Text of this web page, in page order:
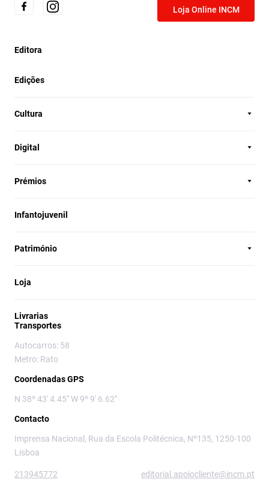
Loja Online INCM
Editora
Edições
Cultura
Digital
Prémios
Infantojuvenil
Património
Loja
Livrarias
Transportes
Autocarros: 58
Metro: Rato
Coordenadas GPS
N 38º 43' 4.45" W 9º 9' 6.62"
Contacto
Imprensa Nacional, Rua da Escola Politécnica, Nº135, 1250-100
Lisboa
213945772 editorial.apoiocliente@incm.pt